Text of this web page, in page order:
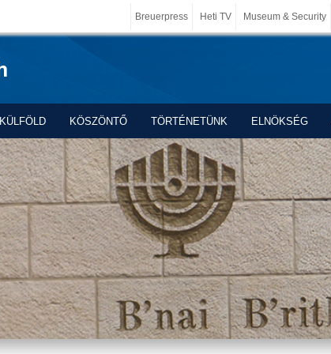
Breuerpress Heti TV Museum & Security
KÜLFÖLD KÖSZÖNTŐ TÖRTÉNETÜNK ELNÖKSÉG